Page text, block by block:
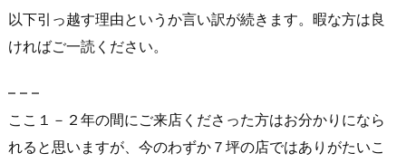
以下引っ越す理由というか言い訳が続きます。暇な方は良
ければご一読ください。
– – –
ここ１－２年の間にご来店くださった方はお分かりになら
れると思いますが、今のわずか７坪の店ではありがたいこ